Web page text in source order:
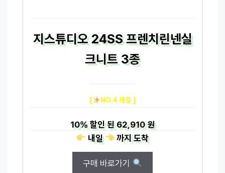
지스튜디오 24SS 프렌치린넨실
크니트 3종
[ NO.4 제품 ]
10%할인 된62,910 원
내일
까지도착
구매 바로가기